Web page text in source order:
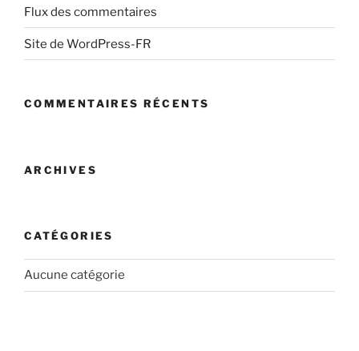
Flux des commentaires
Site de WordPress-FR
COMMENTAIRES RÉCENTS
ARCHIVES
CATÉGORIES
Aucune catégorie